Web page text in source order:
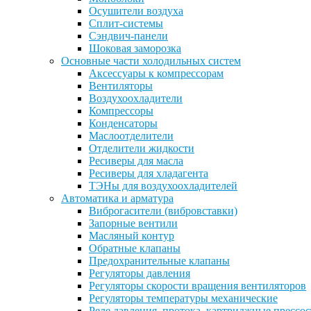
Осушители воздуха
Сплит-системы
Сэндвич-панели
Шоковая заморозка
Основные части холодильных систем
Аксессуары к компрессорам
Вентиляторы
Воздухоохладители
Компрессоры
Конденсаторы
Маслоотделители
Отделители жидкости
Ресиверы для масла
Ресиверы для хладагента
ТЭНы для воздухоохладителей
Автоматика и арматура
Виброгасители (вибровставки)
Запорные вентили
Масляный контур
Обратные клапаны
Предохранительные клапаны
Регуляторы давления
Регуляторы скорости вращения вентиляторов
Регуляторы температуры механические